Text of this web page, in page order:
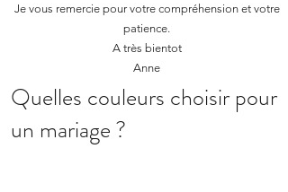
Je vous remercie pour votre compréhension et votre
patience.
A très bientot
Anne
Quelles couleurs choisir pour
un mariage ?